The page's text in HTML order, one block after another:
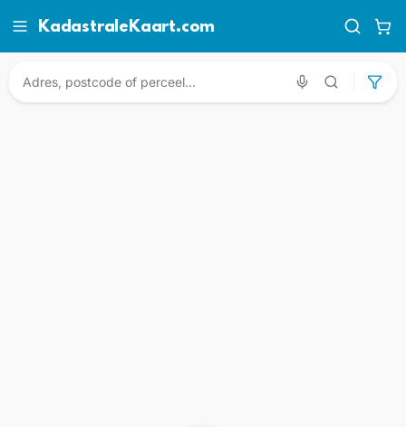
KadastraleKaart.com